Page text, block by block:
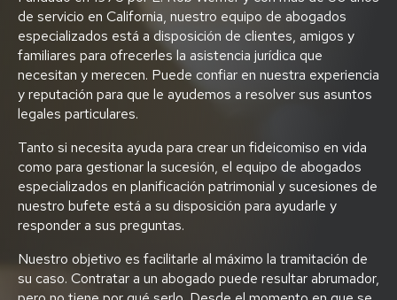
de servicio en California, nuestro equipo de abogados
especializados está a disposición de clientes, amigos y
familiares para ofrecerles la asistencia jurídica que
necesitan y merecen. Puede confiar en nuestra experiencia
y reputación para que le ayudemos a resolver sus asuntos
legales particulares.
Tanto si necesita ayuda para crear un fideicomiso en vida
como para gestionar la sucesión, el equipo de abogados
especializados en planificación patrimonial y sucesiones de
nuestro bufete está a su disposición para ayudarle y
responder a sus preguntas.
Nuestro objetivo es facilitarle al máximo la tramitación de
su caso. Contratar a un abogado puede resultar abrumador,